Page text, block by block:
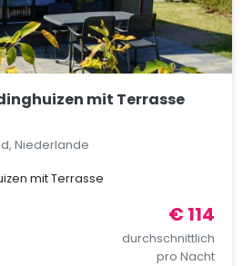
mit Terrasse
Niederlande
mit Terrasse
€ 114
durchschnittlich
pro Nacht